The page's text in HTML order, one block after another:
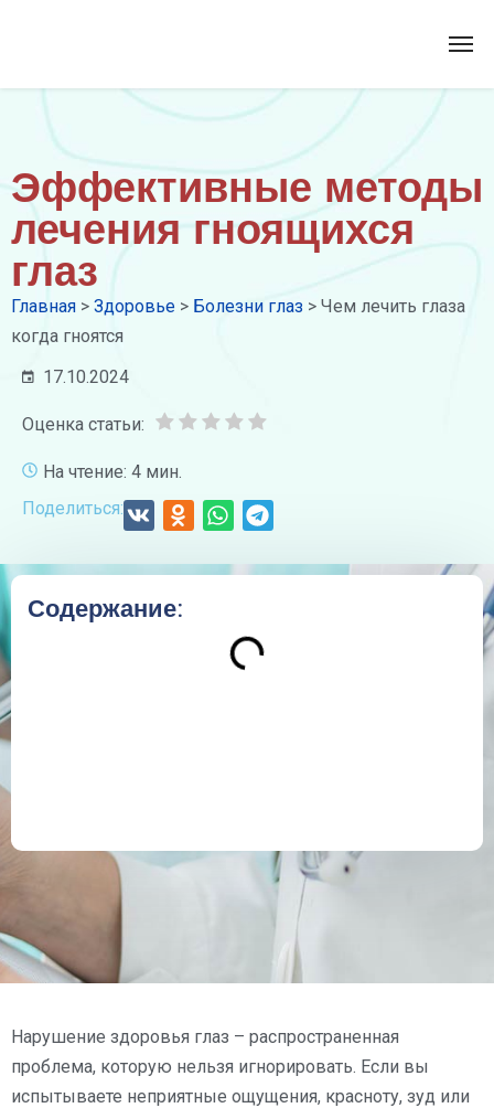
Эффективные методы
лечения гноящихся
глаз
Главная > Здоровье > Болезни глаз > Чем лечить глаза
когда гноятся
17.10.2024
Оценка статьи:
На чтение: 4 мин.
Поделиться:
Содержание:
Нарушение здоровья глаз – распространенная
проблема, которую нельзя игнорировать. Если вы
испытываете неприятные ощущения, красноту, зуд или